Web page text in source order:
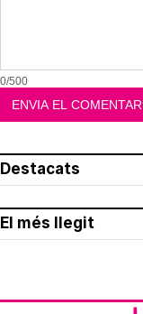
0/500
Destacats
El més llegit